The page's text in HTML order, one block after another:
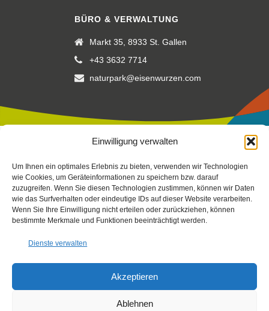
Einwilligung verwalten
Um Ihnen ein optimales Erlebnis zu bieten, verwenden wir Technologien
wie Cookies, um Geräteinformationen zu speichern bzw. darauf
zuzugreifen. Wenn Sie diesen Technologien zustimmen, können wir Daten
wie das Surfverhalten oder eindeutige IDs auf dieser Website verarbeiten.
Wenn Sie Ihre Einwilligung nicht erteilen oder zurückziehen, können
bestimmte Merkmale und Funktionen beeinträchtigt werden.
Dienste verwalten
Akzeptieren
Ablehnen
BÜRO & VERWALTUNG
Markt 35, 8933 St. Gallen
+43 3632 7714
naturpark@eisenwurzen.com
Fotos:Stefan Leitner-Gesaeuse,TV Gesäuse Stefan Leitner
mit Unterstützung von Bund, Land Steiermark und der
Europäischen Union (LEADER), Verein Arche Noah, Peterherr,
Scheucher, Sattler, Nachbagauer, NUP EIS